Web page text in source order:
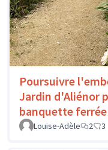
Poursuivre
Jardin d'Aliénor
banquette
Louise-Adèle 2 3